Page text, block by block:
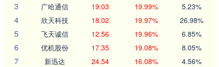
3 广哈通信 19.03 19.99% 5.23%
4 欣天科技 18.02 19.97% 26.98%
5 飞天诚信 12.56 19.96% 6.85%
6 优机股份 17.35 19.08% 8.05%
7 新迅达 24.54 16.08% 4.56%